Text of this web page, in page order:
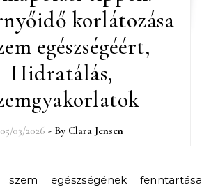
korlátozása
egészségéért,
Hidratálás,
05/03/2026 - By Clara Jensen